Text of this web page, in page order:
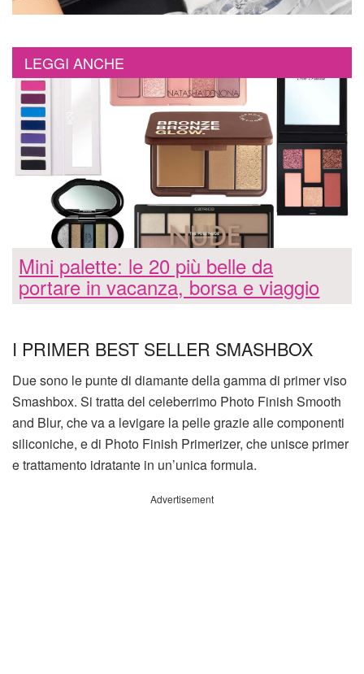
LEGGI ANCHE
Mini palette: le 20 più belle da
portare in vacanza, borsa e viaggio
I PRIMER BEST SELLER SMASHBOX
Due sono le punte di diamante della gamma di primer viso
Smashbox. Si tratta del celeberrimo Photo Finish Smooth
and Blur, che va a levigare la pelle grazie alle componenti
siliconiche, e di Photo Finish Primerizer, che unisce primer
e trattamento idratante in un’unica formula.
Advertisement